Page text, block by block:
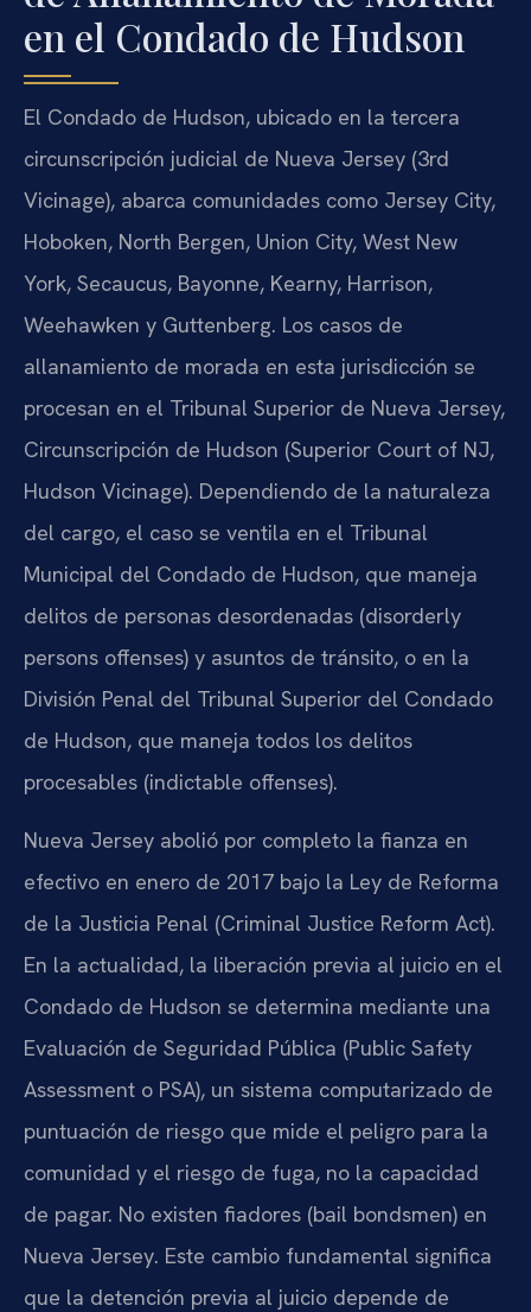
en el Condado de Hudson
El Condado de Hudson, ubicado en la tercera
circunscripción judicial de Nueva Jersey (3rd
Vicinage), abarca comunidades como Jersey City,
Hoboken, North Bergen, Union City, West New
York, Secaucus, Bayonne, Kearny, Harrison,
Weehawken y Guttenberg. Los casos de
allanamiento de morada en esta jurisdicción se
procesan en el Tribunal Superior de Nueva Jersey,
Circunscripción de Hudson (Superior Court of NJ,
Hudson Vicinage). Dependiendo de la naturaleza
del cargo, el caso se ventila en el Tribunal
Municipal del Condado de Hudson, que maneja
delitos de personas desordenadas (disorderly
persons offenses) y asuntos de tránsito, o en la
División Penal del Tribunal Superior del Condado
de Hudson, que maneja todos los delitos
procesables (indictable offenses).
Nueva Jersey abolió por completo la fianza en
efectivo en enero de 2017 bajo la Ley de Reforma
de la Justicia Penal (Criminal Justice Reform Act).
En la actualidad, la liberación previa al juicio en el
Condado de Hudson se determina mediante una
Evaluación de Seguridad Pública (Public Safety
Assessment o PSA), un sistema computarizado de
puntuación de riesgo que mide el peligro para la
comunidad y el riesgo de fuga, no la capacidad
de pagar. No existen fiadores (bail bondsmen) en
Nueva Jersey. Este cambio fundamental significa
que la detención previa al juicio depende de